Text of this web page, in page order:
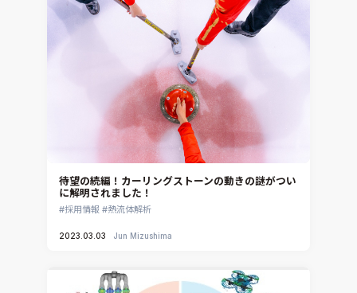
待望の続編！カーリングストーンの動きの謎がつい
に解明されました！
採用情報 熱流体解析
2023.03.03 Jun Mizushima